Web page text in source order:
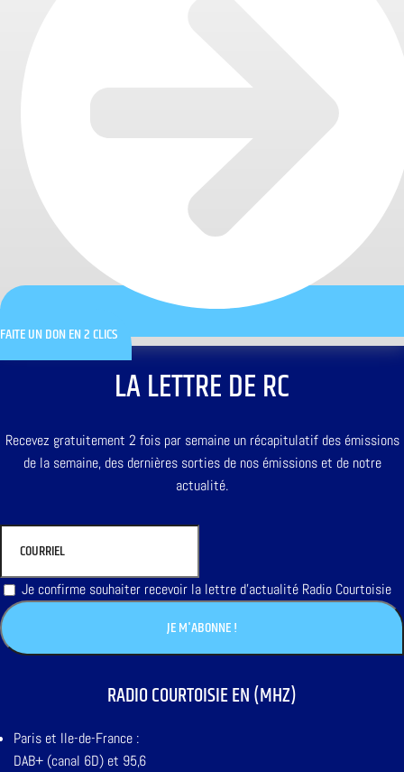
FAITE UN DON EN 2 CLICS
LA LETTRE DE RC
Recevez gratuitement 2 fois par semaine un récapitulatif des émissions
de la semaine, des dernières sorties de nos émissions et de notre
actualité.
Je confirme souhaiter recevoir la lettre d'actualité Radio Courtoisie
RADIO COURTOISIE EN (MHZ)
Paris et Ile-de-France :
DAB+ (canal 6D) et 95,6